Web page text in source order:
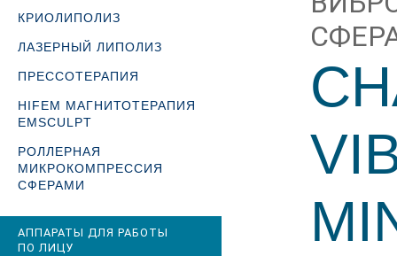
КРИОЛИПОЛИЗ
ЛАЗЕРНЫЙ ЛИПОЛИЗ
ПРЕССОТЕРАПИЯ
HIFEM МАГНИТОТЕРАПИЯ
EMSCULPT
РОЛЛЕРНАЯ
МИКРОКОМПРЕССИЯ
СФЕРАМИ
АППАРАТЫ ДЛЯ РАБОТЫ
ПО ЛИЦУ